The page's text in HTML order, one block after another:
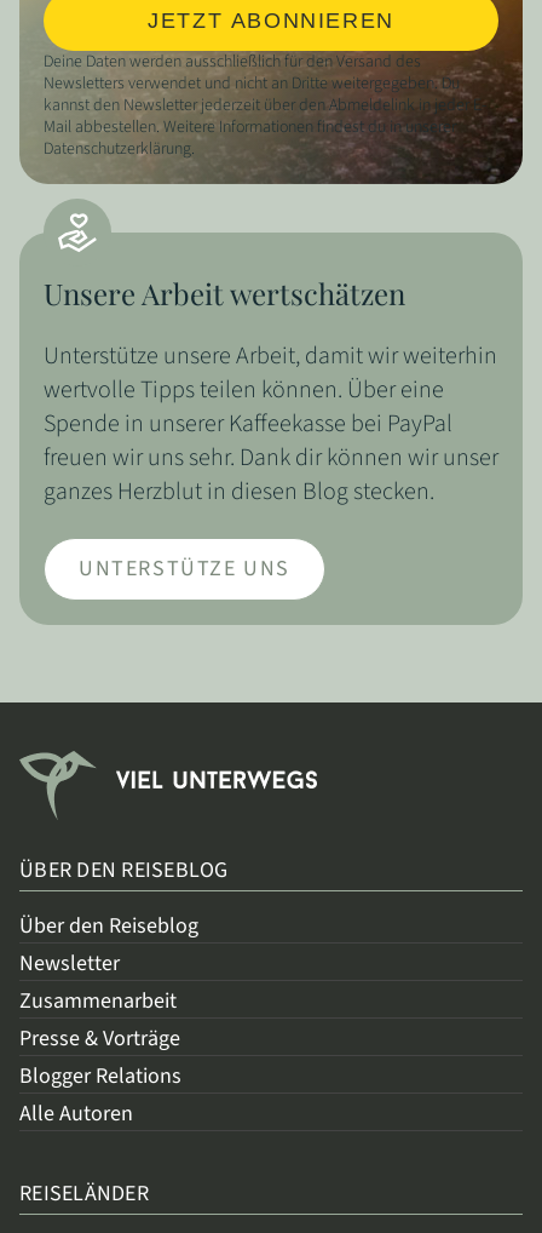
JETZT ABONNIEREN
Deine Daten werden ausschließlich für den Versand des
Newsletters verwendet und nicht an Dritte weitergegeben. Du
kannst den Newsletter jederzeit über den Abmeldelink in jeder E-
Mail abbestellen. Weitere Informationen findest du in unserer
Datenschutzerklärung.
Unsere Arbeit wertschätzen
Unterstütze unsere Arbeit, damit wir weiterhin
wertvolle Tipps teilen können. Über eine
Spende in unserer Kaffeekasse bei PayPal
freuen wir uns sehr. Dank dir können wir unser
ganzes Herzblut in diesen Blog stecken.
UNTERSTÜTZE UNS
ÜBER DEN REISEBLOG
Über den Reiseblog
Newsletter
Zusammenarbeit
Presse & Vorträge
Blogger Relations
Alle Autoren
REISELÄNDER